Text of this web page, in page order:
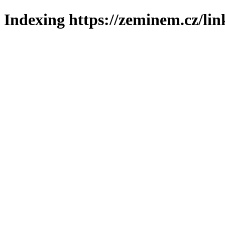
Indexing https://zeminem.cz/